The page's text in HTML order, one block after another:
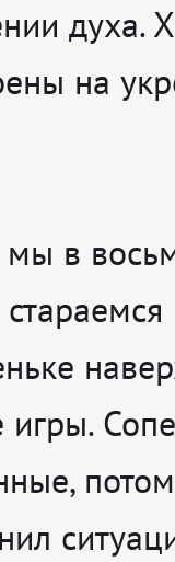
духа.
на
в
игры.